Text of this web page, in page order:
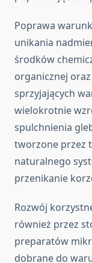
Poprawa
unikania
środków
organicznej
sprzyjających
wielokrotnie
spulchnienia
tworzone przez
naturalnego
przenikanie
Rozwój
również przez
preparatów
dobrane do